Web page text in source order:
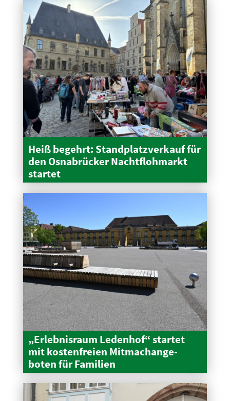
©
Heiß begehrt: Stand­platz­verkauf für
den Osnabrücker Nacht­floh­markt
startet
„Erleb­nisraum Ledenhof“ startet
mit kosten­freien Mitma­ch­an­ge­
boten für Familien